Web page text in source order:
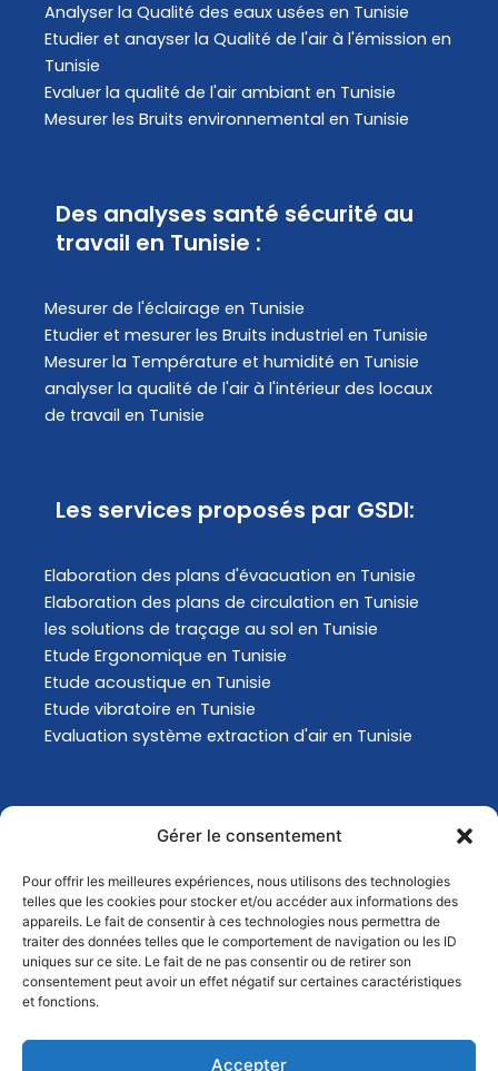
Gérer le consentement
Pour offrir les meilleures expériences, nous utilisons des technologies
telles que les cookies pour stocker et/ou accéder aux informations des
appareils. Le fait de consentir à ces technologies nous permettra de
traiter des données telles que le comportement de navigation ou les ID
uniques sur ce site. Le fait de ne pas consentir ou de retirer son
consentement peut avoir un effet négatif sur certaines caractéristiques
et fonctions.
Accepter
Analyser la Qualité des eaux usées en Tunisie
Etudier et anayser la Qualité de l'air à l'émission en
Tunisie
Evaluer la qualité de l'air ambiant en Tunisie
Mesurer les Bruits environnemental en Tunisie
Des analyses santé sécurité au
travail en Tunisie :
Mesurer de l'éclairage en Tunisie
Etudier et mesurer les Bruits industriel en Tunisie
Mesurer la Température et humidité en Tunisie
analyser la qualité de l'air à l'intérieur des locaux
de travail en Tunisie
Les services proposés par GSDI:
Elaboration des plans d'évacuation​ en Tunisie
Elaboration des plans de circulation en Tunisie
les solutions de traçage au sol en Tunisie
Etude Ergonomique en Tunisie
Etude acoustique en Tunisie
Etude vibratoire en Tunisie
Evaluation système extraction d'air en Tunisie
Actualités
Analyse Environnementale en Tunisie
Comment choisir son masque de protection
respiratoire ?
Comment choisir son masque de protection
respiratoire ?